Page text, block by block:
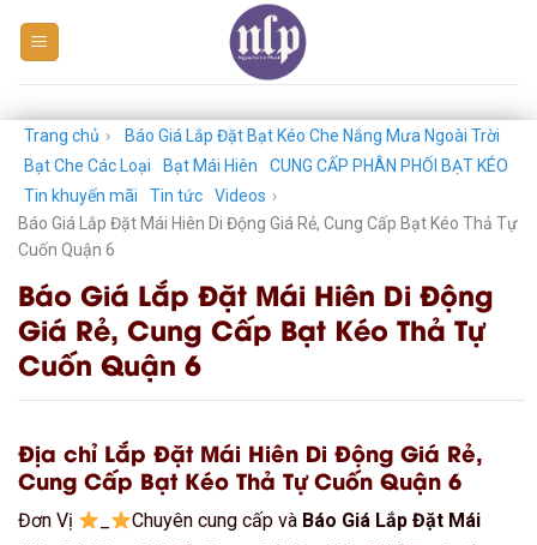
Trang chủ ›
Báo Giá Lắp Đặt Bạt Kéo Che Nắng Mưa Ngoài Trời
Bạt Che Các Loại
Bạt Mái Hiên
CUNG CẤP PHÂN PHỐI BẠT KÉO
Tin khuyến mãi
Tin tức Videos ›
Báo Giá Lắp Đặt Mái Hiên Di Động Giá Rẻ, Cung Cấp Bạt Kéo Thả Tự
Cuốn Quận 6
Báo Giá Lắp Đặt Mái Hiên Di Động
Giá Rẻ, Cung Cấp Bạt Kéo Thả Tự
Cuốn Quận 6
Địa chỉ Lắp Đặt Mái Hiên Di Động Giá Rẻ,
Cung Cấp Bạt Kéo Thả Tự Cuốn Quận 6
Đơn Vị Chuyên cung cấp và Báo Giá Lắp Đặt Mái